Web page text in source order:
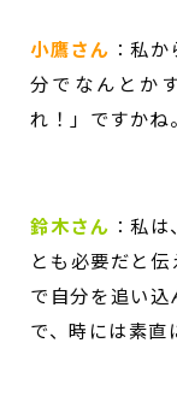
小鷹さん ：私
分でなんとか
れ！」ですかね
鈴木さん ：私
とも必要だと
で自分を追い
で、時には素直